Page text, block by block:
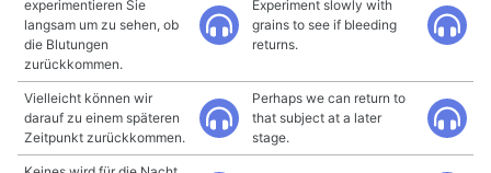
experimentieren Sie
langsam um zu sehen, ob
die Blutungen
zurückkommen.
Experiment slowly with
grains to see if bleeding
returns.
Vielleicht können wir
darauf zu einem späteren
Zeitpunkt zurückkommen.
Perhaps we can return to
that subject at a later
stage.